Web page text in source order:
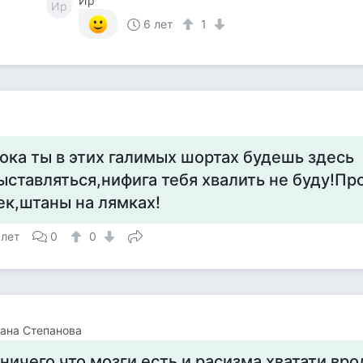
Ир
6 лет
1
ты в этих галимых шортах будешь здесь
тебя хвалить не
на лямках!
0 0
Степанова